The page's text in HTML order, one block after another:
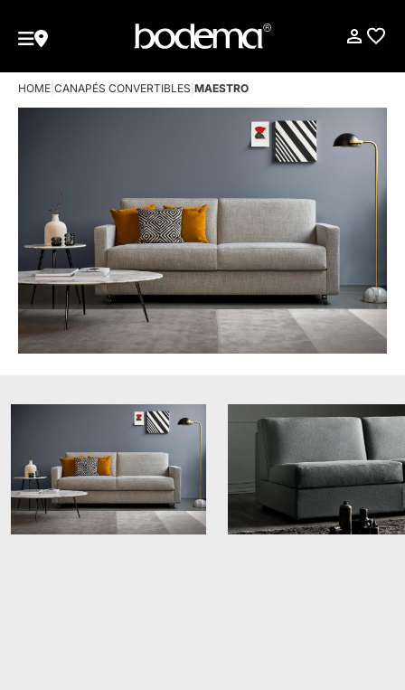
HOME CANAPÉS CONVERTIBLES MAESTRO